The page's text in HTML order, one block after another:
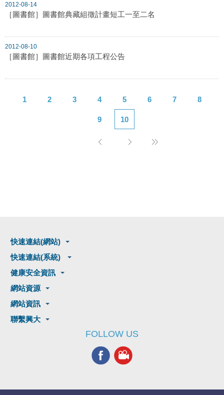
2012-08-14
［圖書館］圖書館典藏組徵計畫短工一至二名
2012-08-10
［圖書館］圖書館近期各項工程公告
1 2 3 4 5 6 7 8
9 10
快速連結(網站)
快速連結(系統)
健康安全資訊
網站資源
網站資訊
聯繫興大
FOLLOW US